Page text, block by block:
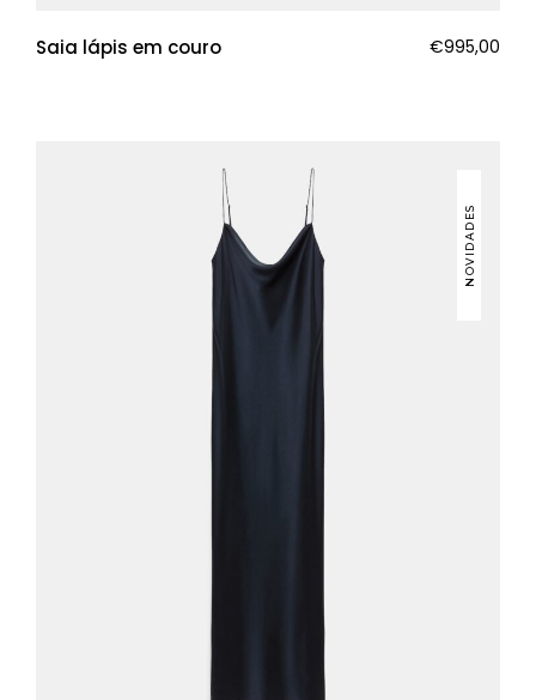
Saia lápis em couro €995,00
NOVIDADES